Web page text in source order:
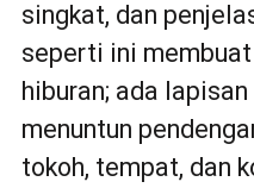
singkat, dan
seperti ini membuat
hiburan; ada
menuntun
tokoh, tempat, dan